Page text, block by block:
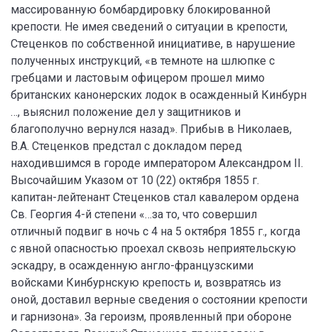
массированную бомбардировку блокированной
крепости. Не имея сведений о ситуации в крепости,
Стеценков по собственной инициативе, в нарушение
полученных инструкций, «в темноте на шлюпке с
гребцами и ластовым офицером прошел мимо
британских канонерских лодок в осажденный Кинбурн
…, выяснил положение дел у защитников и
благополучно вернулся назад». Прибыв в Николаев,
В.А. Стеценков предстал с докладом перед
находившимся в городе императором Александром II.
Высочайшим Указом от 10 (22) октября 1855 г.
капитан-лейтенант Стеценков стал кавалером ордена
Св. Георгия 4-й степени «…за то, что совершил
отличный подвиг в ночь с 4 на 5 октября 1855 г., когда
с явной опасностью проехал сквозь неприятельскую
эскадру, в осажденную англо-французскими
войсками Кинбурнскую крепость и, возвратясь из
оной, доставил верные сведения о состоянии крепости
и гарнизона». За героизм, проявленный при обороне